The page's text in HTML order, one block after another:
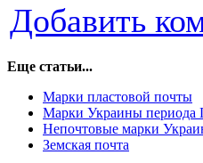
Добавить
Еще статьи...
Марки пластовой почты
Марки Украины периода
Непочтовые марки
Земская почта